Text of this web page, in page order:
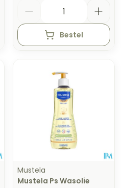
Bestel
Mustela
Mustela Ps Wasolie